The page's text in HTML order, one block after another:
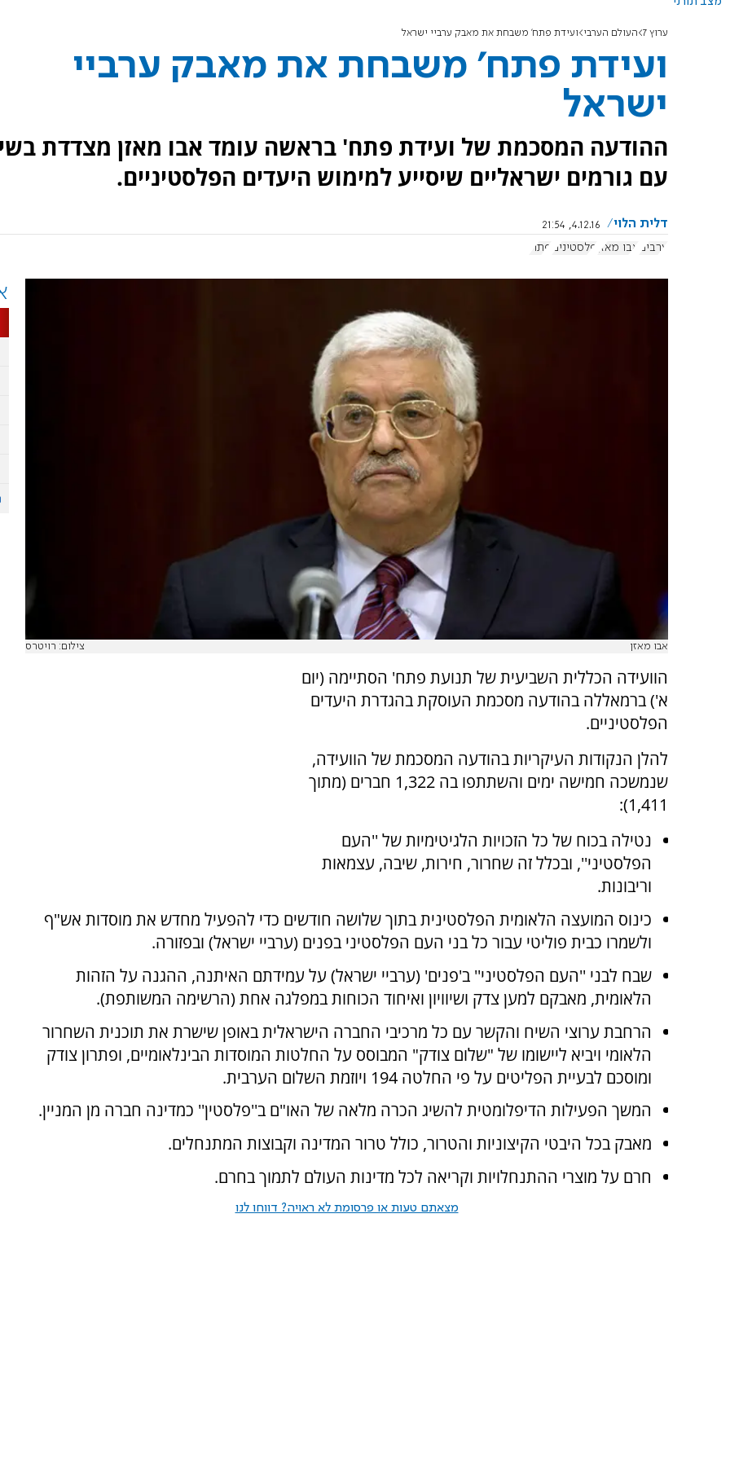
ערוץ 7 העולם הערבי ועידת פתח' משבחת את מאבק ערביי ישראל
ועידת פתח' משבחת את מאבק ערביי
ישראל
ההודעה המסכמת של ועידת פתח' בראשה עומד אבו מאזן מצדדת
עם גורמים ישראליים שיסייע למימוש היעדים הפלסטיניים.
דלית הלוי
4.12.16, 21:54
ערבים אבו מאזן פלסטינים פתח'
אבו מאזן צילום: רויטרס
הוועידה הכללית השביעית של תנועת פתח' הסתיימה (יום
א') ברמאללה בהודעה מסכמת העוסקת בהגדרת היעדים
הפלסטיניים.
להלן הנקודות העיקריות בהודעה המסכמת של הוועידה,
שנמשכה חמישה ימים והשתתפו בה 1,322 חברים (מתוך
1,411):
נטילה בכוח של כל הזכויות הלגיטימיות של ''העם
הפלסטיני'', ובכלל זה שחרור, חירות, שיבה, עצמאות
וריבונות.
כינוס המועצה הלאומית הפלסטינית בתוך שלושה חודשים כדי להפעיל מחדש את מוסדות אש"ף
ולשמרו כבית פוליטי עבור כל בני העם הפלסטיני בפנים (ערביי ישראל) ובפזורה.
שבח לבני ''העם הפלסטיני'' ב'פנים' (ערביי ישראל) על עמידתם האיתנה, ההגנה על הזהות
הלאומית, מאבקם למען צדק ושיוויון ואיחוד הכוחות במפלגה אחת (הרשימה המשותפת).
הרחבת ערוצי השיח והקשר עם כל מרכיבי החברה הישראלית באופן שישרת את תוכנית השחרור
הלאומי ויביא ליישומו של "שלום צודק" המבוסס על החלטות המוסדות הבינלאומיים, ופתרון צודק
ומוסכם לבעיית הפליטים על פי החלטה 194 ויוזמת השלום הערבית.
המשך הפעילות הדיפלומטית להשיג הכרה מלאה של האו"ם ב''פלסטין'' כמדינה חברה מן המניין.
מאבק בכל היבטי הקיצוניות והטרור, כולל טרור המדינה וקבוצות המתנחלים.
חרם על מוצרי ההתנחלויות וקריאה לכל מדינות העולם לתמוך בחרם.
מצאתם טעות או פרסומת לא ראויה? דווחו לנו